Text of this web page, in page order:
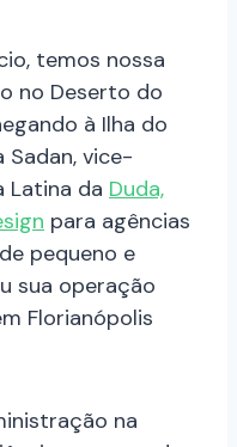
temos nossa
no Deserto do
à Ilha do
Sadan, vice-
Latina da Duda,
para agências
pequeno e
sua operação
Florianópolis
na